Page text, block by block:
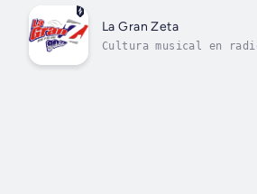
La Gran Zeta
Cultura musical en